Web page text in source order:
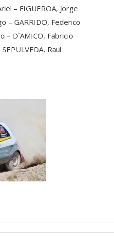
– FIGUEROA,
– GARRIDO,
– D`AMICO,
– SEPULVEDA,